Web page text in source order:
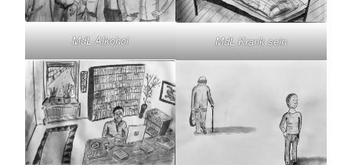
MdL Alkohol MdL Krank sein